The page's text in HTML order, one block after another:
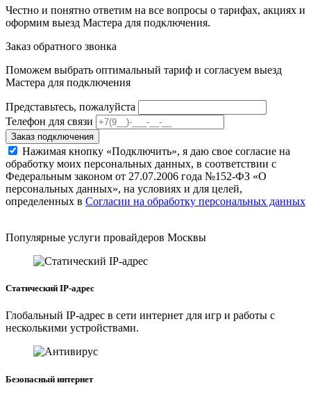
Честно и понятно ответим на все вопросы о тарифах, акциях и
оформим выезд Мастера для подключения.
Заказ обратного звонка
Поможем выбрать оптимальный тариф и согласуем выезд
Мастера для подключения
Представьтесь, пожалуйста
Телефон для связи
Заказ подключения
Нажимая кнопку «Подключить», я даю свое согласие на
обработку моих персональных данных, в соответствии с
Федеральным законом от 27.07.2006 года №152-ФЗ «О
персональных данных», на условиях и для целей,
определенных в Согласии на обработку персональных данных
Популярные услуги провайдеров Москвы
Статический IP-адрес
Глобальный IP-адрес в сети интернет для игр и работы с
несколькими устройствами.
Безопасный интернет